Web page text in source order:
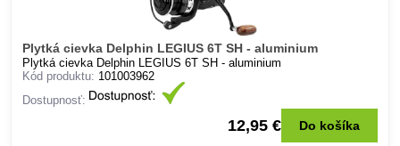
Plytká cievka Delphin LEGIUS 6T SH - aluminium
Plytká cievka Delphin LEGIUS 6T SH - aluminium
Kód produktu: 101003962
Dostupnosť:
12,95 € Do košíka